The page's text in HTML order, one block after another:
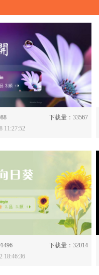
下载量：33567
11:27:52
下载量：32014
18:46:36